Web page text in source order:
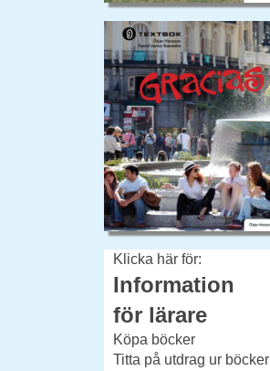
Klicka här för:
Information
för lärare
Köpa böcker
Titta på utdrag ur böcker